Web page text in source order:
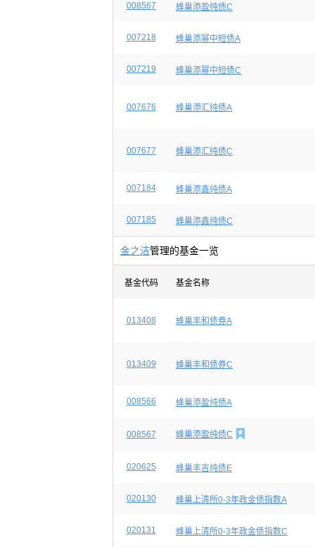
008567 蜂巢添盈纯债C
007218 蜂巢添幂中短债A
007219 蜂巢添幂中短债C
007676 蜂巢添汇纯债A
007677 蜂巢添汇纯债C
007184 蜂巢添鑫纯债A
007185 蜂巢添鑫纯债C
金之洁管理的基金一览
基金代码 基金名称
013408 蜂巢丰和债券A
013409 蜂巢丰和债券C
008566 蜂巢添盈纯债A
008567 蜂巢添盈纯债C 
020625 蜂巢丰吉纯债E
020130 蜂巢上清所0-3年政金债指数A
020131 蜂巢上清所0-3年政金债指数C